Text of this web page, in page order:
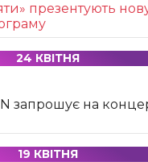
презентують
24 КВІТНЯ
запрошує на
19 КВІТНЯ